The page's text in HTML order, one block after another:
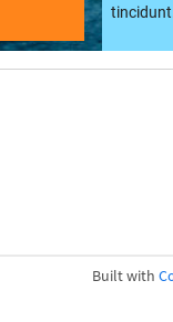
Built with